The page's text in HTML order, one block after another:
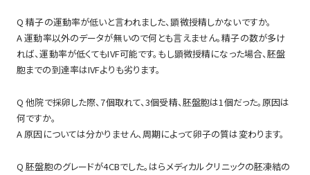
Q 精子の運動率が低いと言われました、顕微授精しかないですか。
A 運動率以外のデータが無いので何とも言えません。精子の数が多け
れば、運動率が低くてもIVF可能です。もし顕微授精になった場合、胚盤
胞までの到達率はIVFよりも劣ります。
Q 他院で採卵した際、7個取れて、3個受精、胚盤胞は1個だった。原因は
何ですか。
A 原因については分かりません、周期によって卵子の質は変わります。
Q 胚盤胞のグレードが4CBでした。はらメディカルクリニックの胚凍結の